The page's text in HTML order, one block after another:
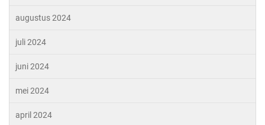
augustus 2024
juli 2024
juni 2024
mei 2024
april 2024